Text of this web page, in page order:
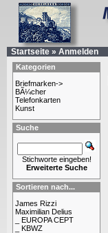
Startseite » Anmelden
Kategorien
Briefmarken->
BÃ¼cher
Telefonkarten
Kunst
Suche
Stichworte eingeben!
Erweiterte Suche
Sortieren nach...
James Rizzi
Maximilian Delius
_ EUROPA CEPT
_ KBWZ